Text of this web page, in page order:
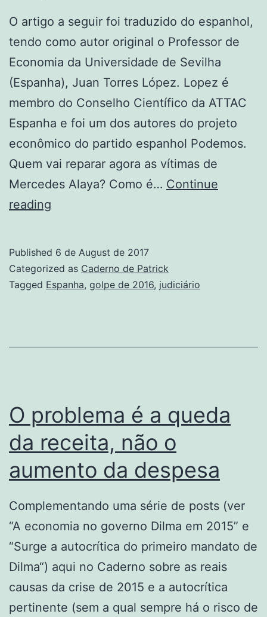
O artigo a seguir foi traduzido do espanhol,
tendo como autor original o Professor de
Economia da Universidade de Sevilha
(Espanha), Juan Torres López. Lopez é
membro do Conselho Científico da ATTAC
Espanha e foi um dos autores do projeto
econômico do partido espanhol Podemos.
Quem vai reparar agora as vítimas de
Mercedes Alaya? Como é… Continue
reading
no
Brasil
de
políticos
de
esquerda
Published 6 de August de 2017
Categorized as Caderno de Patrick
Tagged Espanha, golpe de 2016, judiciário
O problema é a queda
da receita, não o
aumento da despesa
Complementando uma série de posts (ver
“A economia no governo Dilma em 2015” e
“Surge a autocrítica do primeiro mandato de
Dilma“) aqui no Caderno sobre as reais
causas da crise de 2015 e a autocrítica
pertinente (sem a qual sempre há o risco de